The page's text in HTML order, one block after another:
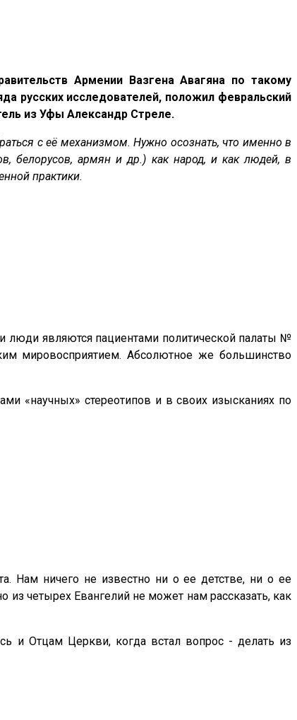
Армении Вазгена Авагяна по такому
русских исследователей, положил февральский
из Уфы Александр Стреле.
с её механизмом. Нужно осознать, что именно в
белорусов, армян и др.) как народ, и как людей, в
практики.
люди являются пациентами политической палаты №
мировосприятием. Абсолютное же большинство
«научных» стереотипов и в своих изысканиях по
Нам ничего не известно ни о ее детстве, ни о ее
из четырех Евангелий не может нам рассказать, как
и Отцам Церкви, когда встал вопрос - делать из